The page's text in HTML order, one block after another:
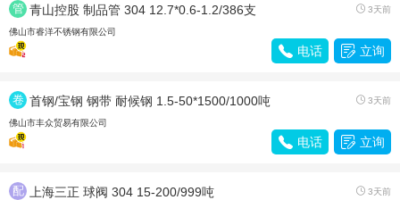
管
材
青山控股 制品管 304 12.7*0.6-1.2/386支  3天前
佛山市睿洋不锈钢有限公司
 电话  立询
卷
带
首钢/宝钢 钢带 耐候钢 1.5-50*1500/1000吨  3天前
佛山市丰众贸易有限公司
 电话  立询
配
上海三正 球阀 304 15-200/999吨  3天前